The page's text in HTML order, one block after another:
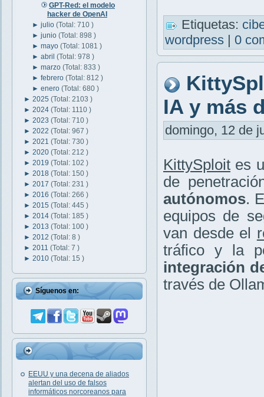
GPT-Red: el modelo
hacker de OpenAI
►julio(Total: 710 )
►junio(Total: 898 )
►mayo(Total: 1081 )
►abril(Total: 978 )
►marzo(Total: 833 )
►febrero(Total: 812 )
►enero(Total: 680 )
► 2025 (Total: 2103 )
► 2024 (Total: 1110 )
► 2023 (Total: 710 )
► 2022 (Total: 967 )
► 2021 (Total: 730 )
► 2020 (Total: 212 )
► 2019 (Total: 102 )
► 2018 (Total: 150 )
► 2017 (Total: 231 )
► 2016 (Total: 266 )
► 2015 (Total: 445 )
► 2014 (Total: 185 )
► 2013 (Total: 100 )
► 2012 (Total: 8 )
► 2011 (Total: 7 )
► 2010 (Total: 15 )
Síguenos en:
EEUU y una decena de aliados
alertan del uso de falsos
informáticos norcoreanos para
Etiquetas:
wordpress
0
IA y más
domingo, 12 de
KittySploit es
de
autónomos.
equipos de
van desde el
tráfico y la
integración
través de